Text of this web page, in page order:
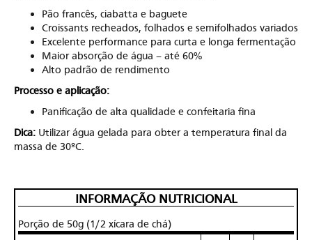
Pão francês, ciabatta e baguete
Croissants recheados, folhados e semifolhados variados
Excelente performance para curta e longa fermentação
Maior absorção de água – até 60%
Alto padrão de rendimento
Processo e aplicação:
Panificação de alta qualidade e confeitaria fina
Dica: Utilizar água gelada para obter a temperatura final da
massa de 30ºC.
INFORMAÇÃO NUTRICIONAL
Porção de 50g (1/2 xícara de chá)